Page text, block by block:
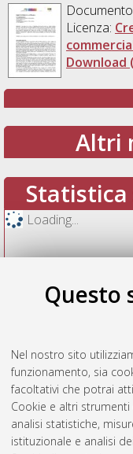
Questo
Nel nostro sito
funzionamento, sia
facoltativi che potrai
Cookie e altri
analisi statistiche,
istituzionale e analisi
Licenza:
Download
Altri
Loading...